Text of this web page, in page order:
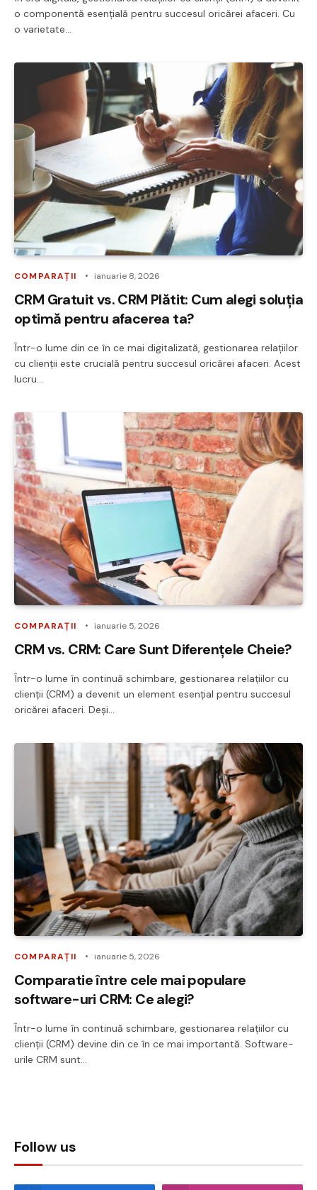
o componentă esențială pentru succesul oricărei afaceri. Cu
o varietate…
COMPARAȚII ianuarie 8, 2026
CRM Gratuit vs. CRM Plătit: Cum alegi soluția
optimă pentru afacerea ta?
Într-o lume din ce în ce mai digitalizată, gestionarea relațiilor
cu clienții este crucială pentru succesul oricărei afaceri. Acest
lucru…
COMPARAȚII ianuarie 5, 2026
CRM vs. CRM: Care Sunt Diferențele Cheie?
Într-o lume în continuă schimbare, gestionarea relațiilor cu
clienții (CRM) a devenit un element esențial pentru succesul
oricărei afaceri. Deși…
COMPARAȚII ianuarie 5, 2026
Comparatie între cele mai populare
software-uri CRM: Ce alegi?
Într-o lume în continuă schimbare, gestionarea relațiilor cu
clienții (CRM) devine din ce în ce mai importantă. Software-
urile CRM sunt…
Follow us